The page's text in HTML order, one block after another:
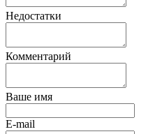
Недостатки
Комментарий
Ваше имя
E-mail